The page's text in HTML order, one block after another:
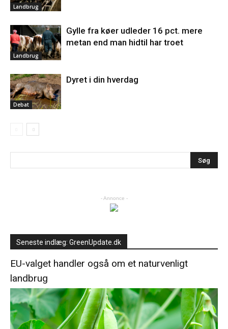
Landbrug
Landbrug
Gylle fra køer udleder 16 pct. mere
metan end man hidtil har troet
Debat
Dyret i din hverdag
- Annonce -
Seneste indlæg: GreenUpdate.dk
EU-valget handler også om et naturvenligt
landbrug